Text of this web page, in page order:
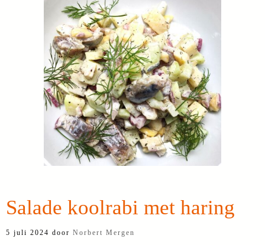
Salade koolrabi met haring
5 juli 2024 door Norbert Mergen